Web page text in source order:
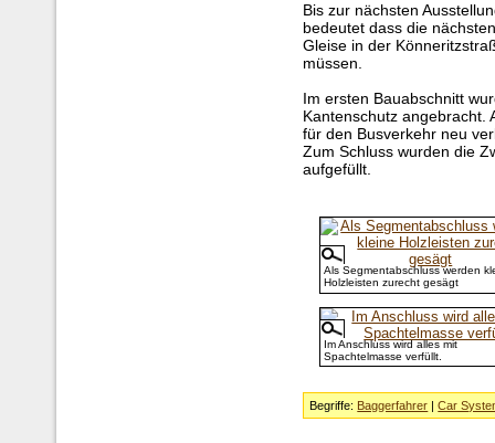
Bis zur nächsten
bedeutet dass die
Gleise in der
müssen.
Im ersten Bauabschnitt
Kantenschutz angebracht.
für den Busverkehr neu
Zum Schluss wurden die
aufgefüllt.
Als Segmentabschluss werden
Holzleisten zurecht gesägt
Im Anschluss wird alles mit
Spachtelmasse verfüllt.
Begriffe: Baggerfahrer |Car